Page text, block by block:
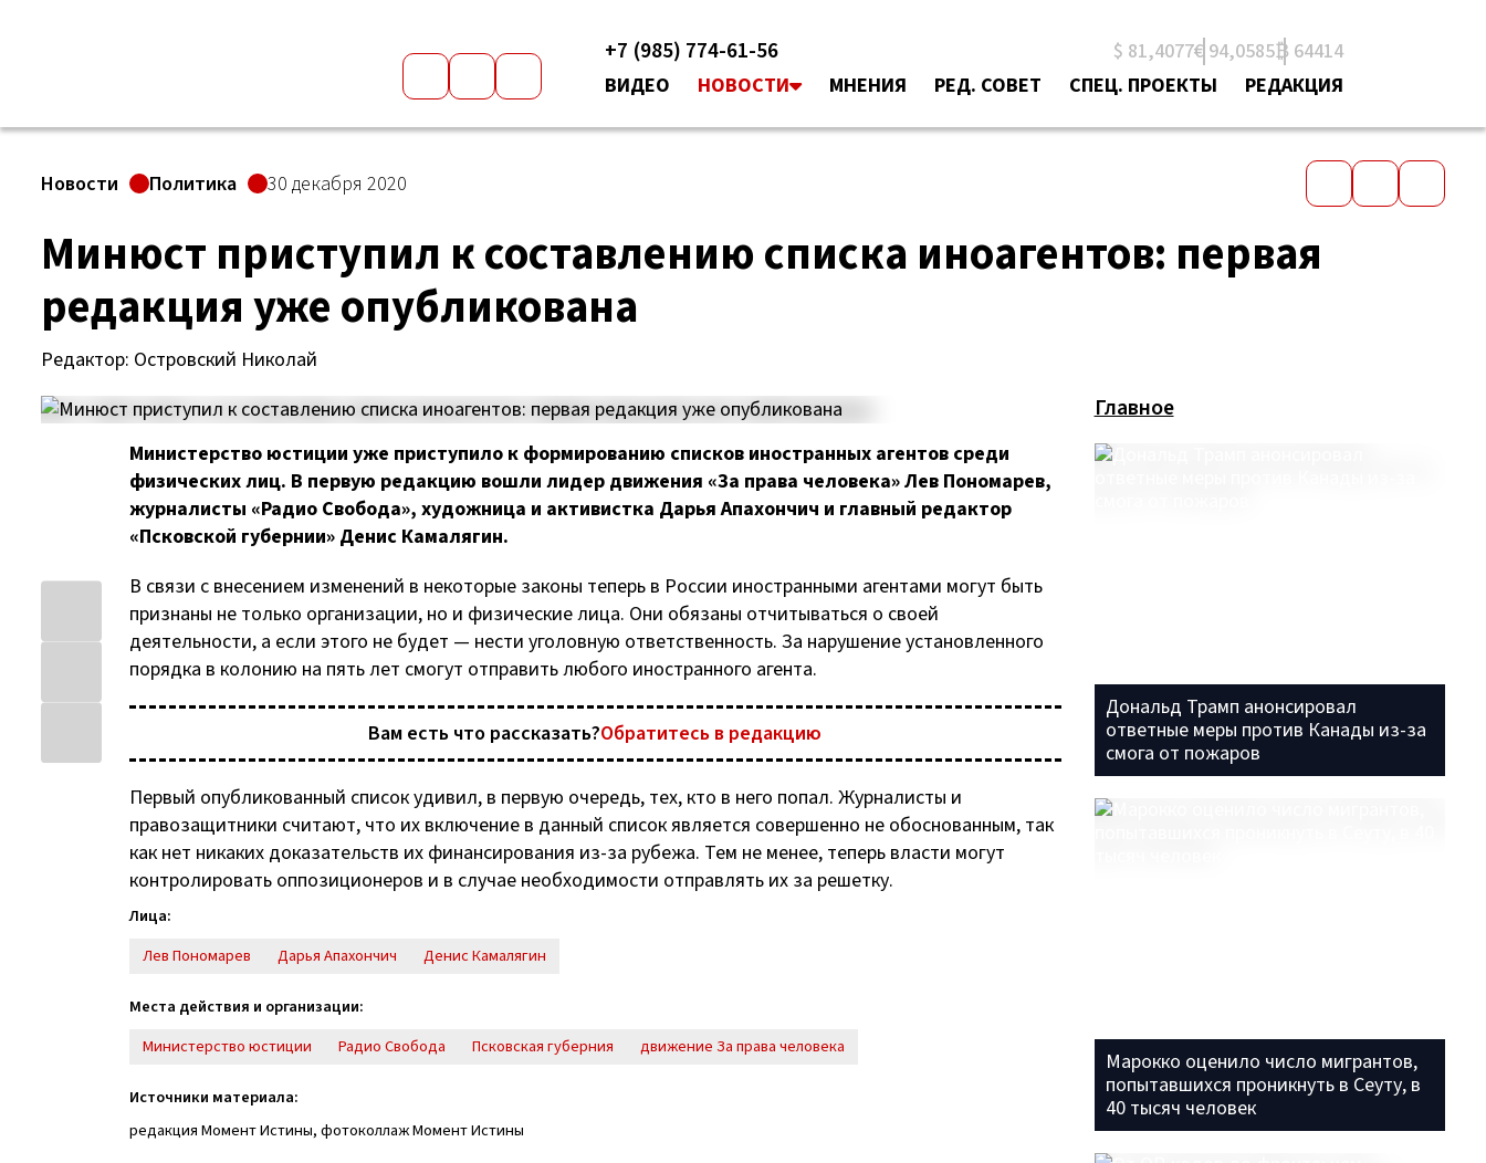
+7 (985) 774-61-56 $ 81,4077€ 94,0585₿ 64414
ВИДЕО
НОВОСТИ СПЕЦ. ПРОЕКТЫ РЕДАКЦИЯ
МНЕНИЯ РЕД. СОВЕТ
Новости Политика 30 декабря 2020
Минюст приступил к составлению списка иноагентов: первая
редакция уже опубликована
Редактор: Островский Николай
Министерство юстиции уже приступило к формированию списков иностранных агентов среди
физических лиц. В первую редакцию вошли лидер движения «За права человека» Лев Пономарев,
журналисты «Радио Свобода», художница и активистка Дарья Апахончич и главный редактор
«Псковской губернии» Денис Камалягин.
В связи с внесением изменений в некоторые законы теперь в России иностранными агентами могут быть
признаны не только организации, но и физические лица. Они обязаны отчитываться о своей
деятельности, а если этого не будет — нести уголовную ответственность. За нарушение установленного
порядка в колонию на пять лет смогут отправить любого иностранного агента.
Первый опубликованный список удивил, в первую очередь, тех, кто в него попал. Журналисты и
правозащитники считают, что их включение в данный список является совершенно не обоснованным, так
как нет никаких доказательств их финансирования из-за рубежа. Тем не менее, теперь власти могут
контролировать оппозиционеров и в случае необходимости отправлять их за решетку.
Вам есть что рассказать?Обратитесь в редакцию
Лица:
Лев Пономарев
Дарья Апахончич Денис Камалягин
Места действия и организации:
Министерство юстиции
Радио Свобода Псковская губерния движение За права человека
Источники материала:
редакция Момент Истины, фотоколлаж Момент Истины
Главное
Дональд Трамп анонсировал
ответные меры против Канады из-за
смога от пожаров
Марокко оценило число мигрантов,
попытавшихся проникнуть в Сеуту, в
40 тысяч человек